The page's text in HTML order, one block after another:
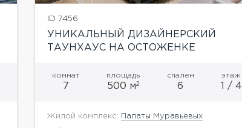
ID 7456
УНИКАЛЬНЫЙ ДИЗАЙНЕРСКИЙ
ТАУНХАУС НА ОСТОЖЕНКЕ
комнат
7
площадь
500 м2
спален
6
этаж
1 / 4
Жилой комплекс: Палаты Муравьевых